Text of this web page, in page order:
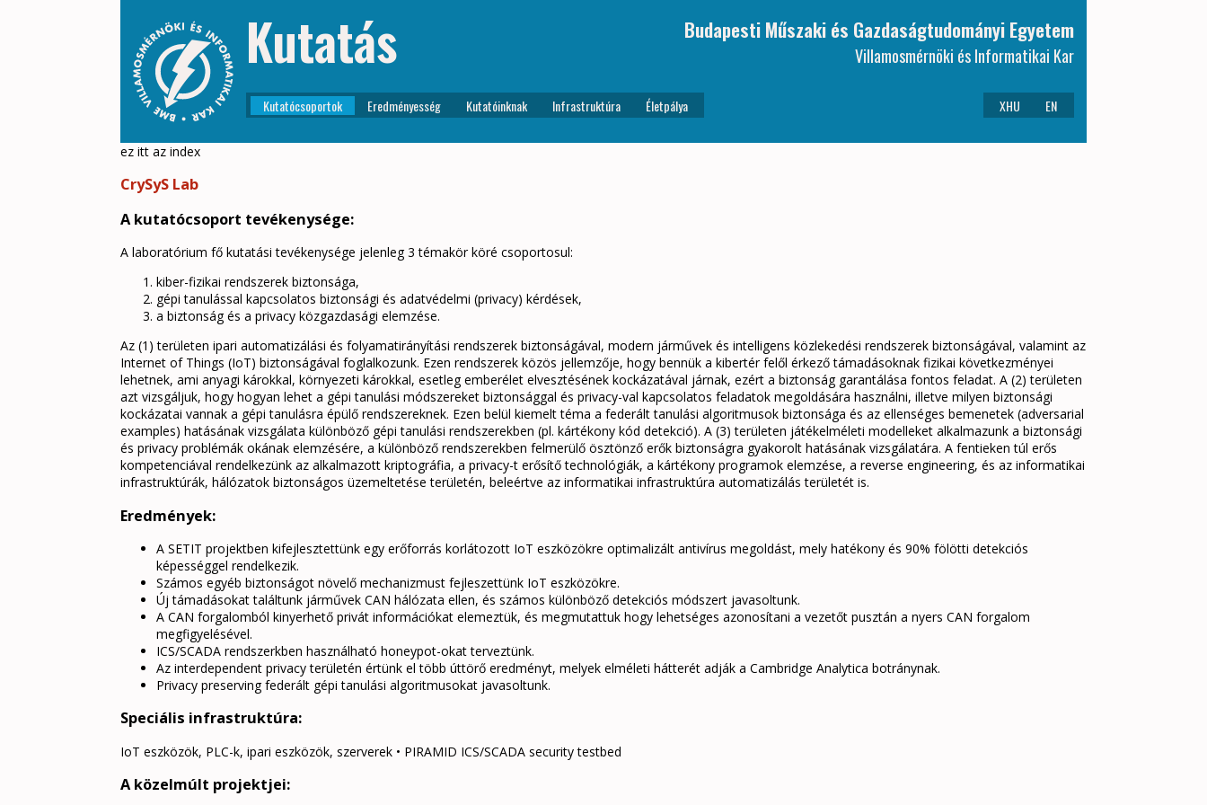
Kutatás Budapesti Műszaki és Gazdaságtudományi Egyetem
Villamosmérnöki és Informatikai Kar
Kutatócsoportok Eredményesség Kutatóinknak Infrastruktúra Életpálya XHU EN
ez itt az index
CrySyS Lab
A kutatócsoport tevékenysége:
A laboratórium fő kutatási tevékenysége jelenleg 3 témakör köré csoportosul:
kiber-fizikai rendszerek biztonsága,
gépi tanulással kapcsolatos biztonsági és adatvédelmi (privacy) kérdések,
a biztonság és a privacy közgazdasági elemzése.
Az (1) területen ipari automatizálási és folyamatirányítási rendszerek biztonságával, modern járművek és intelligens közlekedési rendszerek biztonságával, valamint az
Internet of Things (IoT) biztonságával foglalkozunk. Ezen rendszerek közös jellemzője, hogy bennük a kibertér felől érkező támadásoknak fizikai következményei
lehetnek, ami anyagi károkkal, környezeti károkkal, esetleg emberélet elvesztésének kockázatával járnak, ezért a biztonság garantálása fontos feladat. A (2) területen
azt vizsgáljuk, hogy hogyan lehet a gépi tanulási módszereket biztonsággal és privacy-val kapcsolatos feladatok megoldására használni, illetve milyen biztonsági
kockázatai vannak a gépi tanulásra épülő rendszereknek. Ezen belül kiemelt téma a federált tanulási algoritmusok biztonsága és az ellenséges bemenetek (adversarial
examples) hatásának vizsgálata különböző gépi tanulási rendszerekben (pl. kártékony kód detekció). A (3) területen játékelméleti modelleket alkalmazunk a biztonsági
és privacy problémák okának elemzésére, a különböző rendszerekben felmerülő ösztönző erők biztonságra gyakorolt hatásának vizsgálatára. A fentieken túl erős
kompetenciával rendelkezünk az alkalmazott kriptográfia, a privacy-t erősítő technológiák, a kártékony programok elemzése, a reverse engineering, és az informatikai
infrastruktúrák, hálózatok biztonságos üzemeltetése területén, beleértve az informatikai infrastruktúra automatizálás területét is.
Eredmények:
A SETIT projektben kifejlesztettünk egy erőforrás korlátozott IoT eszközökre optimalizált antivírus megoldást, mely hatékony és 90% fölötti detekciós
képességgel rendelkezik.
Számos egyéb biztonságot növelő mechanizmust fejleszettünk IoT eszközökre.
Új támadásokat találtunk járművek CAN hálózata ellen, és számos különböző detekciós módszert javasoltunk.
A CAN forgalomból kinyerhető privát információkat elemeztük, és megmutattuk hogy lehetséges azonosítani a vezetőt pusztán a nyers CAN forgalom
megfigyelésével.
ICS/SCADA rendszerkben használható honeypot-okat terveztünk.
Az interdependent privacy területén értünk el több úttörő eredményt, melyek elméleti hátterét adják a Cambridge Analytica botránynak.
Privacy preserving federált gépi tanulási algoritmusokat javasoltunk.
Speciális infrastruktúra:
IoT eszközök, PLC-k, ipari eszközök, szerverek • PIRAMID ICS/SCADA security testbed
A közelmúlt projektjei: